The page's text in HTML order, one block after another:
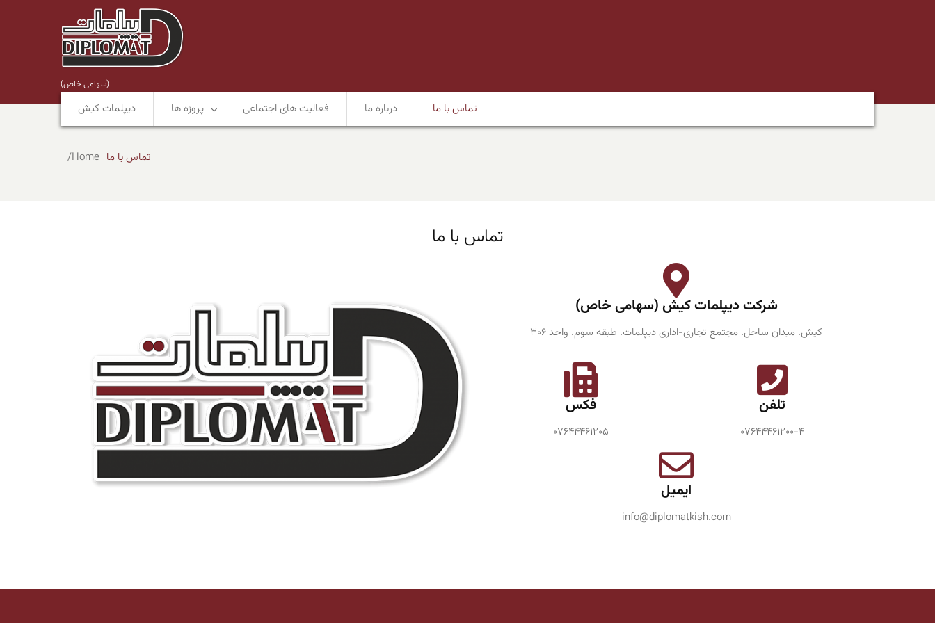
(سهامی خاص)
دیپلمات کیش پروژه ها فعالیت های اجتماعی درباره ما تماس با ما
Home تماس با ما
تماس با ما
شرکت دیپلمات کیش (سهامی خاص)
کیش. میدان ساحل. مجتمع تجاری-اداری دیپلمات. طبقه سوم. واحد ۳۰۶
تلفن
۰۷۶۴۴۴۶۱۲۰۰−۴
فکس
۰۷۶۴۴۴۶۱۲۰۵
ایمیل
info@diplomatkish.com